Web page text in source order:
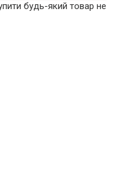
будь-який товар не